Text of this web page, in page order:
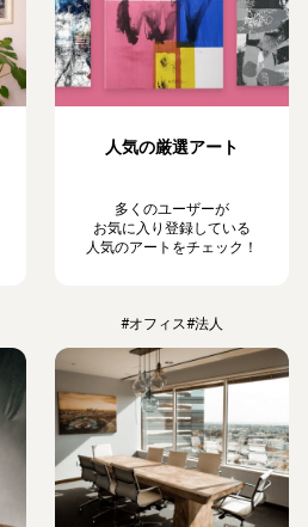
人気の厳選アート
多くのユーザーが
お気に入り登録している
人気のアートをチェック！
#オフィス#法人